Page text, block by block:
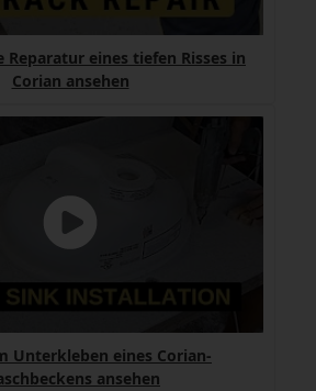
Reparatur eines tiefen Risses in
Corian ansehen
Unterkleben eines Corian-
ansehen